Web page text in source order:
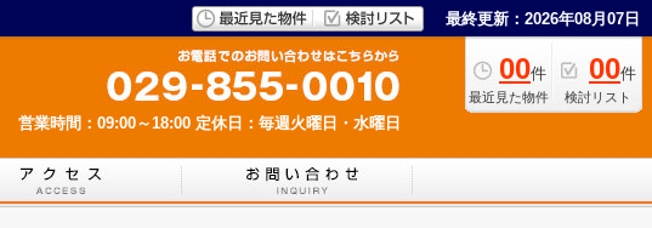
最終更新：2026年08月07日
00件
最近見た物件
00件
検討リスト
営業時間：09:00～18:00 定休日：毎週火曜日・水曜日